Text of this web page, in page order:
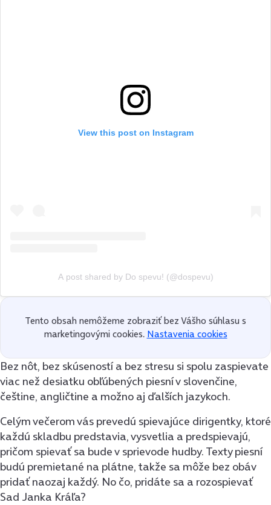
View this post on Instagram
A post shared by Do spevu! (@dospevu)
Tento obsah nemôžeme zobraziť bez Vášho súhlasu s
marketingovými cookies. Nastavenia cookies
Bez nôt, bez skúseností a bez stresu si spolu zaspievate
viac než desiatku obľúbených piesní v slovenčine,
češtine, angličtine a možno aj ďalších jazykoch.
Celým večerom vás prevedú spievajúce dirigentky, ktoré
každú skladbu predstavia, vysvetlia a predspievajú,
pričom spievať sa bude v sprievode hudby. Texty piesní
budú premietané na plátne, takže sa môže bez obáv
pridať naozaj každý. No čo, pridáte sa a rozospievať
Sad Janka Kráľa?